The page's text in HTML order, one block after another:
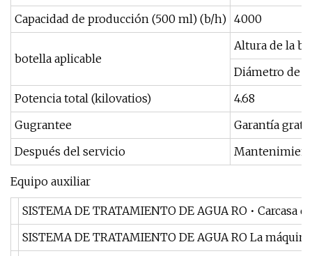
Capacidad de producción (500 ml) (b/h) 4000
botella aplicable
Altura de la
Diámetro de
Potencia total (kilovatios)
4.68
Gugrantee
Garantía
Después del servicio
Equipo auxiliar
SISTEMA DE TRATAMIENTO DE AGUA RO •
SISTEMA DE TRATAMIENTO DE AGUA RO La